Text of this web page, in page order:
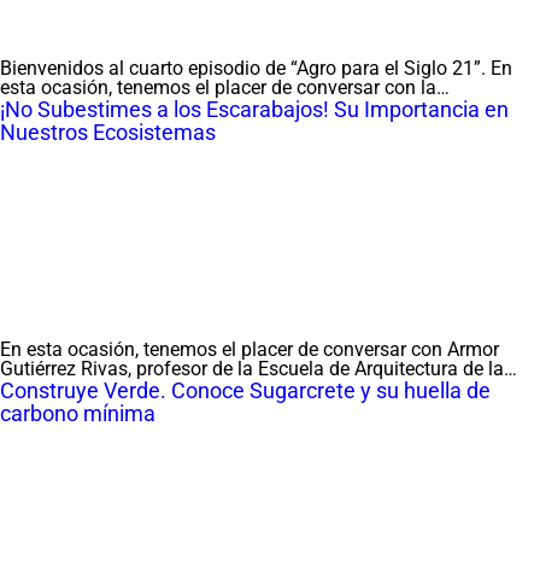
Bienvenidos al cuarto episodio de “Agro para el Siglo 21”. En
esta ocasión, tenemos el placer de conversar con la…
¡No Subestimes a los Escarabajos! Su Importancia en
Nuestros Ecosistemas
En esta ocasión, tenemos el placer de conversar con Armor
Gutiérrez Rivas, profesor de la Escuela de Arquitectura de la…
Construye Verde. Conoce Sugarcrete y su huella de
carbono mínima